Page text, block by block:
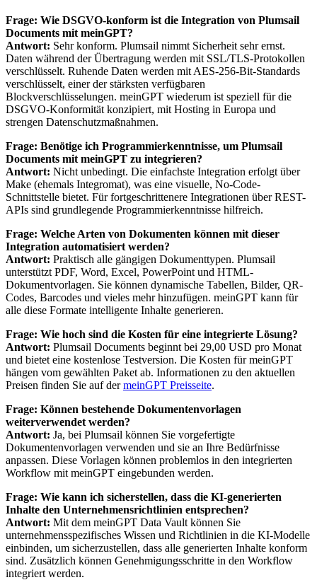
Frage: Wie DSGVO-konform ist die Integration von Plumsail
Documents mit meinGPT?
Antwort: Sehr konform. Plumsail nimmt Sicherheit sehr ernst.
Daten während der Übertragung werden mit SSL/TLS-Protokollen
verschlüsselt. Ruhende Daten werden mit AES-256-Bit-Standards
verschlüsselt, einer der stärksten verfügbaren
Blockverschlüsselungen. meinGPT wiederum ist speziell für die
DSGVO-Konformität konzipiert, mit Hosting in Europa und
strengen Datenschutzmaßnahmen.
Frage: Benötige ich Programmierkenntnisse, um Plumsail
Documents mit meinGPT zu integrieren?
Antwort: Nicht unbedingt. Die einfachste Integration erfolgt über
Make (ehemals Integromat), was eine visuelle, No-Code-
Schnittstelle bietet. Für fortgeschrittenere Integrationen über REST-
APIs sind grundlegende Programmierkenntnisse hilfreich.
Frage: Welche Arten von Dokumenten können mit dieser
Integration automatisiert werden?
Antwort: Praktisch alle gängigen Dokumenttypen. Plumsail
unterstützt PDF, Word, Excel, PowerPoint und HTML-
Dokumentvorlagen. Sie können dynamische Tabellen, Bilder, QR-
Codes, Barcodes und vieles mehr hinzufügen. meinGPT kann für
alle diese Formate intelligente Inhalte generieren.
Frage: Wie hoch sind die Kosten für eine integrierte Lösung?
Antwort: Plumsail Documents beginnt bei 29,00 USD pro Monat
und bietet eine kostenlose Testversion. Die Kosten für meinGPT
hängen vom gewählten Paket ab. Informationen zu den aktuellen
Preisen finden Sie auf dermeinGPT Preisseite.
Frage: Können bestehende Dokumentenvorlagen
weiterverwendet werden?
Antwort: Ja, bei Plumsail können Sie vorgefertigte
Dokumentenvorlagen verwenden und sie an Ihre Bedürfnisse
anpassen. Diese Vorlagen können problemlos in den integrierten
Workflow mit meinGPT eingebunden werden.
Frage: Wie kann ich sicherstellen, dass die KI-generierten
Inhalte den Unternehmensrichtlinien entsprechen?
Antwort: Mit dem meinGPT Data Vault können Sie
unternehmensspezifisches Wissen und Richtlinien in die KI-Modelle
einbinden, um sicherzustellen, dass alle generierten Inhalte konform
sind. Zusätzlich können Genehmigungsschritte in den Workflow
integriert werden.